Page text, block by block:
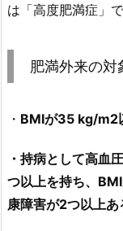
は「高度肥満症」
肥満外来の対
・ BMIが35 kg/m2
・持病として高血
つ以上を持ち、
康障害が2つ以上あ